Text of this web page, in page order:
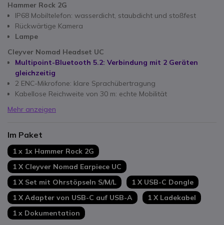
Hammer Rock 2G
IP68 Mobiltelefon: wasserdicht, staubdicht und stoßfest
Rückwärtige Kamera
Lampe
Cleyver Nomad Headset UC
Multipoint-Bluetooth 5.2: Verbindung mit 2 Geräten
gleichzeitig
2 ENC-Mikrofone: klare Sprachübertragung
Kabellose Reichweite von 30 m: echte Mobilität
Mehr anzeigen
Im Paket
1 x 1x Hammer Rock 2G
1 X Cleyver Nomad Earpiece UC
1 X Set mit Ohrstöpseln S/M/L
1 X USB-C Dongle
1 X Adapter von USB-C auf USB-A
1 X Ladekabel
1 x Dokumentation